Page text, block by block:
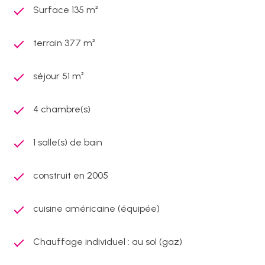
Surface 135 m²
terrain 377 m²
séjour 51 m²
4 chambre(s)
1 salle(s) de bain
construit en 2005
cuisine américaine (équipée)
Chauffage individuel : au sol (gaz)